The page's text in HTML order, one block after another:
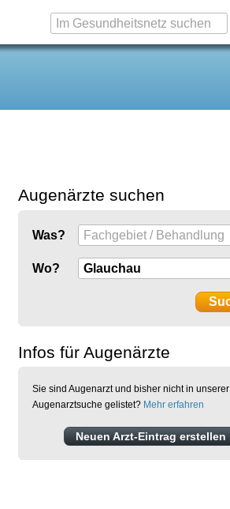
Augenärzte suchen
Was?
Wo?
Infos für Augenärzte
Sie sind Augenarzt und bisher nicht in unserer
Augenarztsuche gelistet? Mehr erfahren
Neuen Arzt-Eintrag erstellen